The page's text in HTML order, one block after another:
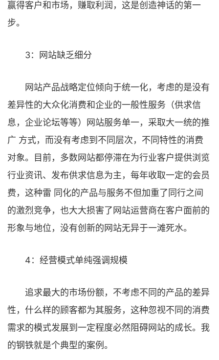
赢得客户和市场，赚取利润，这是创造神话的第一
步。
3：网站缺乏细分
网站产品战略定位倾向于统一化，考虑的是没有
差异性的大众化消费和企业的一般性服务（供求信
息，企业论坛等等）网站服务单一，采取大一统的推
广 方式，而没有考虑到不同层次，不同特性的消费
对象。目前，多数网站都停滞在为行业客户提供浏览
行业资讯、发布供求信息为主，每年收取一定的会员
费，这种雷 同化的产品与服务不但加重了同行之间
的激烈竞争，也大大损害了网站运营商在客户面前的
形象与地位，没有创新的网站无异于一滩死水。
4：经营模式单纯强调规模
追求最大的市场份额，不考虑不同的产品的差异
性，什么样的顾客都为其服务，这种忽视不同的消费
需求的模式发展到一定程度必然阻碍网站的成长。我
的钢铁就是个典型的案例。